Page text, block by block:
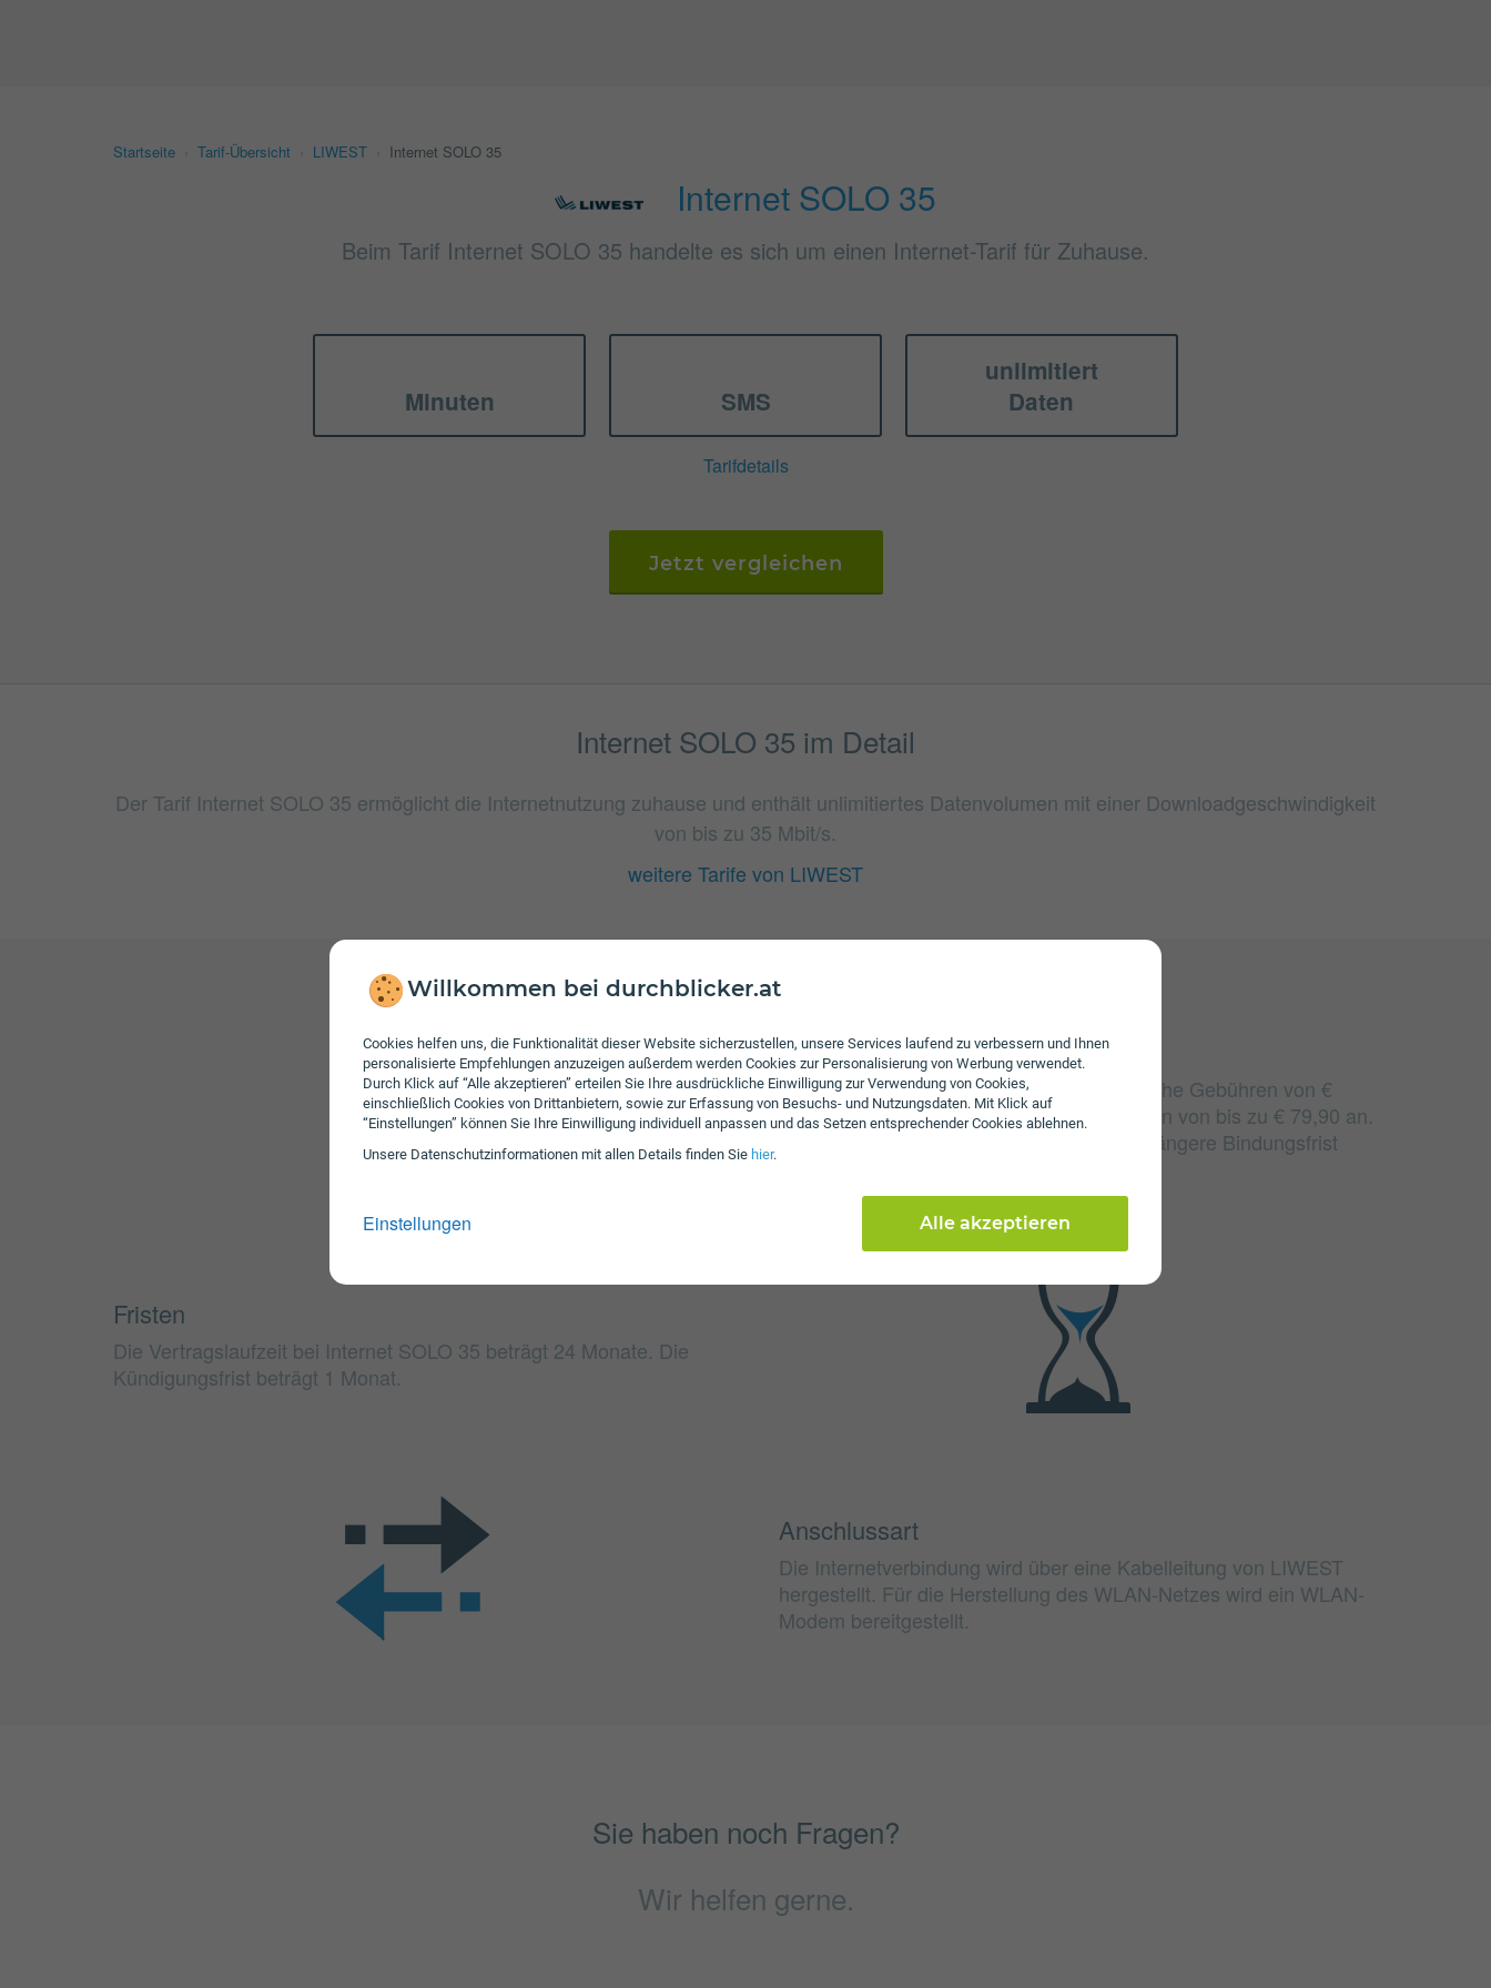
Willkommen bei durchblicker.at
Cookies helfen uns, die Funktionalität dieser Website sicherzustellen, unsere Services laufend zu verbessern und Ihnen
personalisierte Empfehlungen anzuzeigen außerdem werden Cookies zur Personalisierung von Werbung verwendet.
Durch Klick auf “Alle akzeptieren” erteilen Sie Ihre ausdrückliche Einwilligung zur Verwendung von Cookies,
einschließlich Cookies von Drittanbietern, sowie zur Erfassung von Besuchs- und Nutzungsdaten. Mit Klick auf
“Einstellungen” können Sie Ihre Einwilligung individuell anpassen und das Setzen entsprechender Cookies ablehnen.
Unsere Daten­schutz­informationen mit allen Details finden Sie hier.
Einstellungen Alle akzeptieren
Startseite Tarif-Übersicht LIWEST Internet SOLO 35
Internet SOLO 35
Beim Tarif Internet SOLO 35 handelte es sich um einen Internet-Tarif für Zuhause.
Minuten SMS
unlimitiert
Daten
Tarifdetails
Jetzt vergleichen
Internet SOLO 35 im Detail
Der Tarif Internet SOLO 35 ermöglicht die Internetnutzung zuhause und enthält unlimitiertes Datenvolumen mit einer Downloadgeschwindigkeit
von bis zu 35 Mbit/s.
weitere Tarife von LIWEST
Gebühren
Beim Tarif Internet SOLO 35 fallen monatliche Gebühren von €
31,65 an. Weiters fallen einmalige Gebühren von bis zu € 79,90 an.
Die Einmalkosten können sich durch eine längere Bindungsfrist
Fristen
Die Vertragslaufzeit bei Internet SOLO 35 beträgt 24 Monate. Die
Kündigungsfrist beträgt 1 Monat.
Anschlussart
Die Internetverbindung wird über eine Kabelleitung von LIWEST
hergestellt. Für die Herstellung des WLAN-Netzes wird ein WLAN-
Modem bereitgestellt.
Sie haben noch Fragen?
Wir helfen gerne.